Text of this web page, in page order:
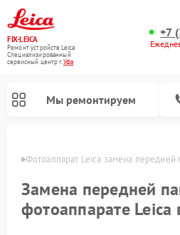
FIX-LEICA
Ремонт устройств Leica
Специализированный
cервисный центр г.Уфа
+7
Мы ремонтируем
Фотоаппарат Leica замена передней
Замена передней
фотоаппарате Leica